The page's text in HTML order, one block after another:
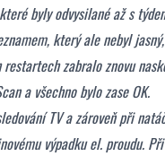
byly odvysilané až s
který ale nebyl
restartech zabralo znovu
a všechno bylo zase OK.
TV a zároveň při
výpadku el. proudu.